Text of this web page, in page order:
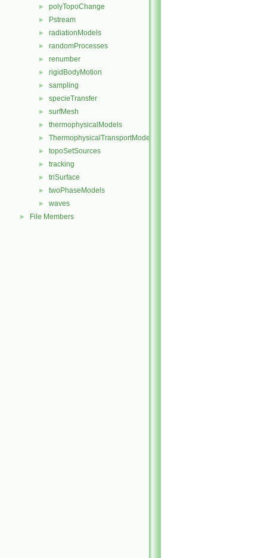
► polyTopoChange
► Pstream
► radiationModels
► randomProcesses
► renumber
► rigidBodyMotion
► sampling
► specieTransfer
► surfMesh
► thermophysicalModels
► ThermophysicalTransportModels
► topoSetSources
► tracking
► triSurface
► twoPhaseModels
► waves
► File Members